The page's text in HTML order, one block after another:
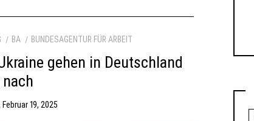
BA BUNDESAGENTUR FÜR ARBEIT
gehen in Deutschland
19, 2025